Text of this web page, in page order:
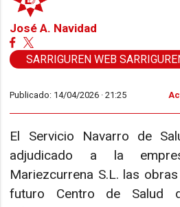
José A. Navidad
SARRIGUREN WEB
Publicado: 14/04/2026 ·21:25
El Servicio Navarro de
adjudicado a la
Mariezcurrena S.L. las
futuro Centro de Salud